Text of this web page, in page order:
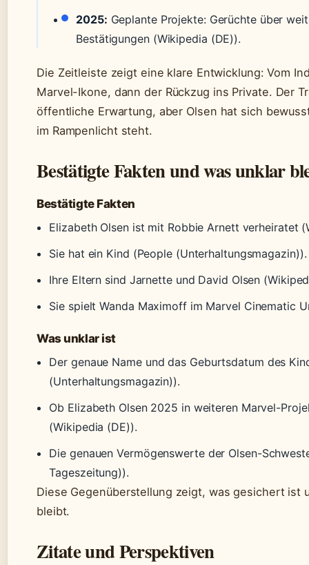
2025: Geplante Projekte: Gerüchte über
Bestätigungen (Wikipedia (DE)).
Die Zeitleiste zeigt eine klare Entwicklung: Vom
Marvel-Ikone, dann der Rückzug ins Private. Der
öffentliche Erwartung, aber Olsen hat sich
im Rampenlicht steht.
Bestätigte Fakten und was unklar
Bestätigte Fakten
Elizabeth Olsen ist mit Robbie Arnett verheiratet
Sie hat ein Kind (People (Unterhaltungsmagazin)).
Ihre Eltern sind Jarnette und David Olsen
Sie spielt Wanda Maximoff im Marvel Cinematic
Was unklar ist
Der genaue Name und das Geburtsdatum des
(Unterhaltungsmagazin)).
Ob Elizabeth Olsen 2025 in weiteren Marvel-
(Wikipedia (DE)).
Die genauen Vermögenswerte der Olsen-
Tageszeitung)).
Diese Gegenüberstellung zeigt, was gesichert ist
bleibt.
Zitate und Perspektiven